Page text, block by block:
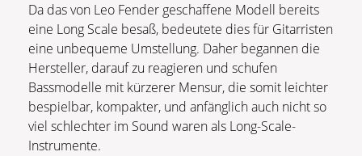
Da das von Leo Fender geschaffene Modell bereits
eine Long Scale besaß, bedeutete dies für Gitarristen
eine unbequeme Umstellung. Daher begannen die
Hersteller, darauf zu reagieren und schufen
Bassmodelle mit kürzerer Mensur, die somit leichter
bespielbar, kompakter, und anfänglich auch nicht so
viel schlechter im Sound waren als Long-Scale-
Instrumente.